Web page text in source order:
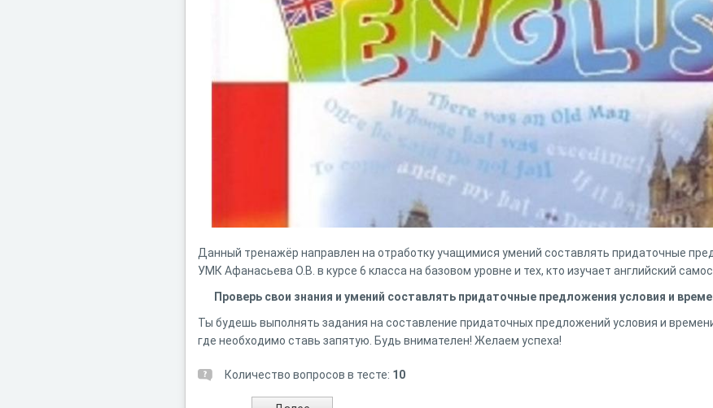
Данный тренажёр направлен на отработку учащимися умений составлять придаточные
УМК Афанасьева О.В. в курсе 6 класса на базовом уровне и тех, кто изучает английский
Проверь свои знания и умений составлять придаточные предложения условия и
Ты будешь выполнять задания на составление придаточных предложений условия и
где необходимо ставь запятую. Будь внимателен! Желаем успеха!
Количество вопросов в тесте: 10